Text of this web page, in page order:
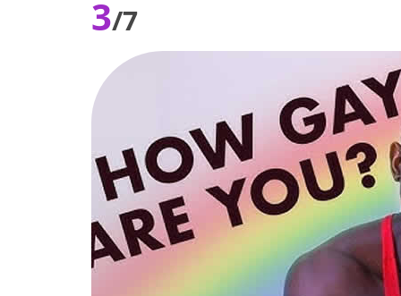
3/7